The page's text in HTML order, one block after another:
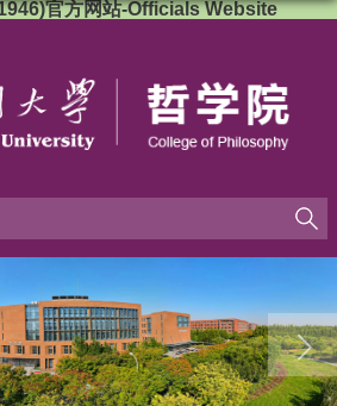
官方网站-Officials Website